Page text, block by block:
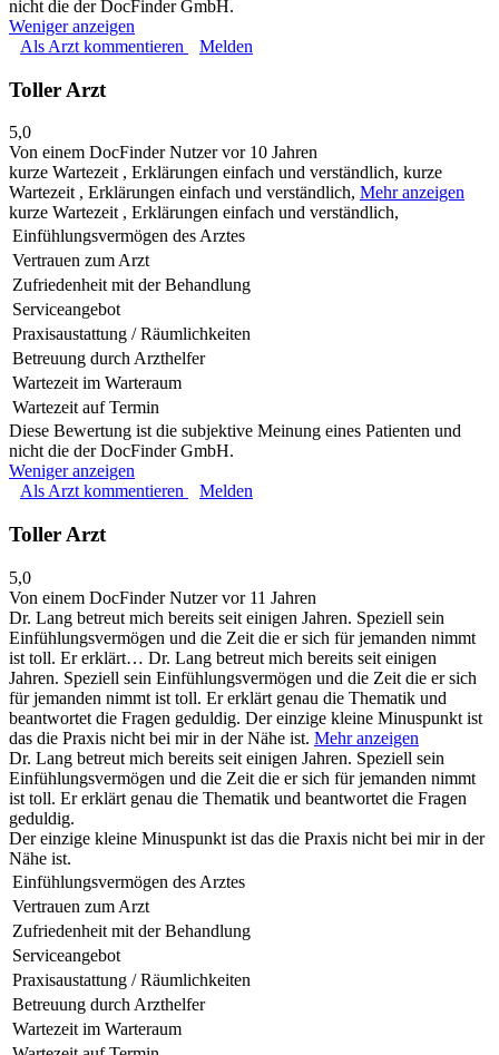
nicht die der DocFinder GmbH.
Weniger anzeigen
Als Arzt kommentieren
Melden
Toller Arzt
5,0
Von einem DocFinder Nutzervor 10 Jahren
kurze Wartezeit , Erklärungen einfach und verständlich, kurze
Wartezeit , Erklärungen einfach und verständlich, Mehr anzeigen
kurze Wartezeit , Erklärungen einfach und verständlich,
Einfühlungsvermögen des Arztes
Vertrauen zum Arzt
Zufriedenheit mit der Behandlung
Serviceangebot
Praxisaustattung / Räumlichkeiten
Betreuung durch Arzthelfer
Wartezeit im Warteraum
Wartezeit auf Termin
Diese Bewertung ist die subjektive Meinung eines Patienten und
nicht die der DocFinder GmbH.
Weniger anzeigen
Als Arzt kommentieren
Melden
Toller Arzt
5,0
Von einem DocFinder Nutzervor 11 Jahren
Dr. Lang betreut mich bereits seit einigen Jahren. Speziell sein
Einfühlungsvermögen und die Zeit die er sich für jemanden nimmt
ist toll. Er erklärt… Dr. Lang betreut mich bereits seit einigen
Jahren. Speziell sein Einfühlungsvermögen und die Zeit die er sich
für jemanden nimmt ist toll. Er erklärt genau die Thematik und
beantwortet die Fragen geduldig. Der einzige kleine Minuspunkt ist
das die Praxis nicht bei mir in der Nähe ist. Mehr anzeigen
Dr. Lang betreut mich bereits seit einigen Jahren. Speziell sein
Einfühlungsvermögen und die Zeit die er sich für jemanden nimmt
ist toll. Er erklärt genau die Thematik und beantwortet die Fragen
geduldig.
Der einzige kleine Minuspunkt ist das die Praxis nicht bei mir in der
Nähe ist.
Einfühlungsvermögen des Arztes
Vertrauen zum Arzt
Zufriedenheit mit der Behandlung
Serviceangebot
Praxisaustattung / Räumlichkeiten
Betreuung durch Arzthelfer
Wartezeit im Warteraum